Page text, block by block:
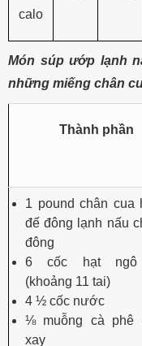
calo
Món súp ướp lạnh
những miếng chân
Thành phần
1 pound chân cua
đế đông lạnh nấu
đông
6 cốc hạt
(khoảng 11 tai)
4 ½ cốc nước
⅛ muỗng cà phê
xay